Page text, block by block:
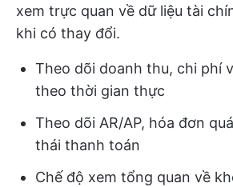
xem trực quan về dữ liệu tài
khi có thay đổi.
Theo dõi doanh thu, chi phí
theo thời gian thực
Theo dõi AR/AP, hóa đơn
thái thanh toán
Chế độ xem tổng quan về